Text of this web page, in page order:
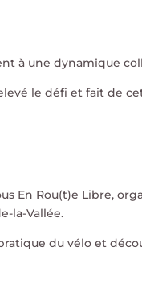
à une dynamique
le défi et fait de
En Rou(t)e Libre,
la-Vallée.
du vélo et